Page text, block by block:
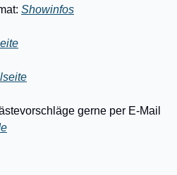
Showinfos
gerne per E-Mail